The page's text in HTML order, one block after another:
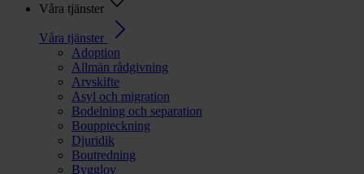
Våra tjänster
Våra tjänster
Adoption
Allmän rådgivning
Arvskifte
Asyl och migration
Bodelning och separation
Bouppteckning
Djuridik
Boutredning
Bygglov